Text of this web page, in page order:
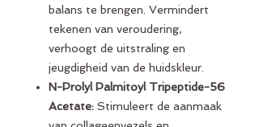
balans te brengen. Vermindert
tekenen van veroudering,
verhoogt de uitstraling en
jeugdigheid van de huidskleur.
N-Prolyl Palmitoyl Tripeptide-56
Acetate: Stimuleert de aanmaak